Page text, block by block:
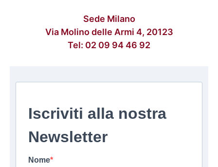
Sede Milano
Via Molino delle Armi 4, 20123
Tel: 02 09 94 46 92
Iscriviti alla nostra
Newsletter
Nome